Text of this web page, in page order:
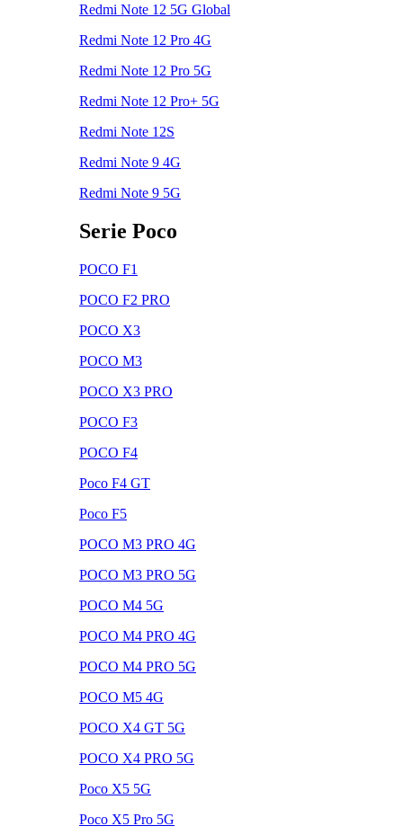
Redmi Note 12 5G Global
Redmi Note 12 Pro 4G
Redmi Note 12 Pro 5G
Redmi Note 12 Pro+ 5G
Redmi Note 12S
Redmi Note 9 4G
Redmi Note 9 5G
Serie Poco
POCO F1
POCO F2 PRO
POCO X3
POCO M3
POCO X3 PRO
POCO F3
POCO F4
Poco F4 GT
Poco F5
POCO M3 PRO 4G
POCO M3 PRO 5G
POCO M4 5G
POCO M4 PRO 4G
POCO M4 PRO 5G
POCO M5 4G
POCO X4 GT 5G
POCO X4 PRO 5G
Poco X5 5G
Poco X5 Pro 5G